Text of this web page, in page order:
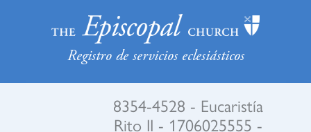
Registro de servicios eclesiásticos
8354-4528 - Eucaristía
Rito II - 1706025555 -